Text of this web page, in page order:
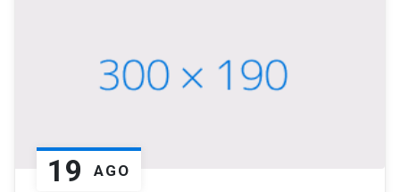
19 AGO